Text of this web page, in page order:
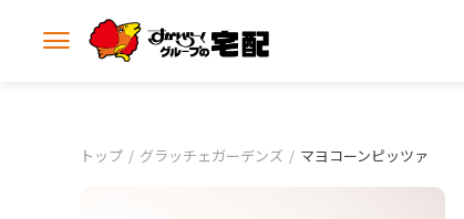
メ
開トップ グラッチェガーデンズ マヨコーンピッツァ